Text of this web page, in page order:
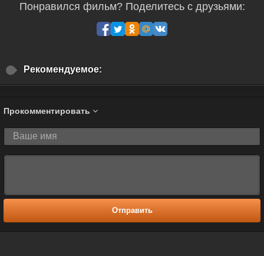
Понравился фильм? Поделитесь с друзьями:
Рекомендуемое:
Прокомментировать
Отправить